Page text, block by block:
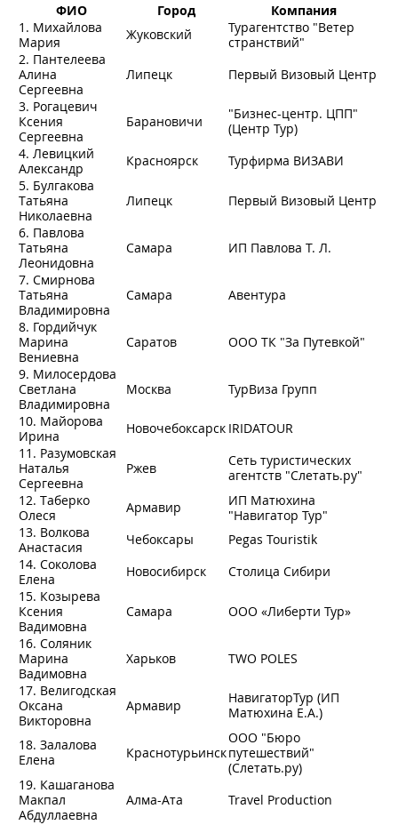
ФИО
Город
Компания
1. Михайлова
Мария
Жуковский
Турагентство "Ветер
странствий"
2. Пантелеева
Алина
Сергеевна
Липецк
Первый Визовый Центр
3. Рогацевич
Ксения
Сергеевна
Барановичи
"Бизнес-центр. ЦПП"
(Центр Тур)
4. Левицкий
Александр
Красноярск
Турфирма ВИЗАВИ
5. Булгакова
Татьяна
Николаевна
Липецк
Первый Визовый Центр
6. Павлова
Татьяна
Леонидовна
Самара
ИП Павлова Т. Л.
7. Смирнова
Татьяна
Владимировна
Самара
Авентура
8. Гордийчук
Марина
Вениевна
Саратов
ООО ТК "За Путевкой"
9. Милосердова
Светлана
Владимировна
Москва
ТурВиза Групп
10. Майорова
Ирина
Новочебоксарск IRIDATOUR
11. Разумовская
Наталья
Сергеевна
Ржев
Сеть туристических
агентств "Слетать.ру"
12. Таберко
Олеся
Армавир
ИП Матюхина
"Навигатор Тур"
13. Волкова
Анастасия
Чебоксары
Pegas Touristik
14. Соколова
Елена
Новосибирск
Столица Сибири
15. Козырева
Ксения
Вадимовна
Самара
ООО «Либерти Тур»
16. Соляник
Марина
Вадимовна
Харьков
TWO POLES
17. Велигодская
Оксана
Викторовна
Армавир
НавигаторТур (ИП
Матюхина Е.А.)
18. Залалова
Елена
Краснотурьинск
ООО "Бюро
путешествий"
(Слетать.ру)
19. Кашаганова
Макпал
Абдуллаевна
Алма-Ата
Travel Production